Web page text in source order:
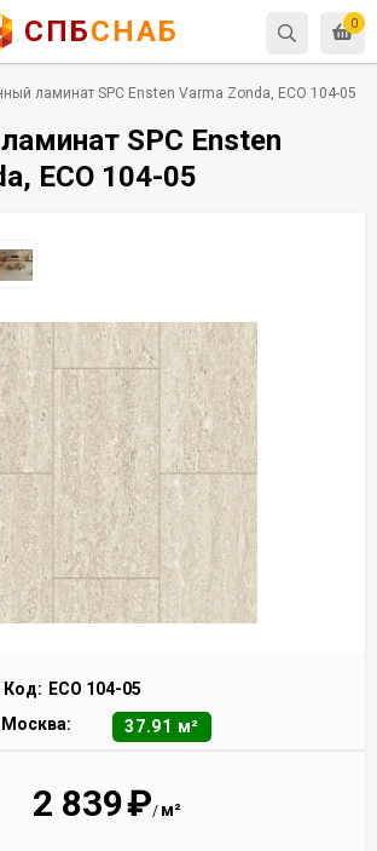
0
СПБСНАБ
ламинат SPC Ensten Varma Zonda, ECO 104-05
SPC Ensten
ECO 104-05
Код: ECO 104-05
Москва:
37.91 м²
2 839₽/ м²